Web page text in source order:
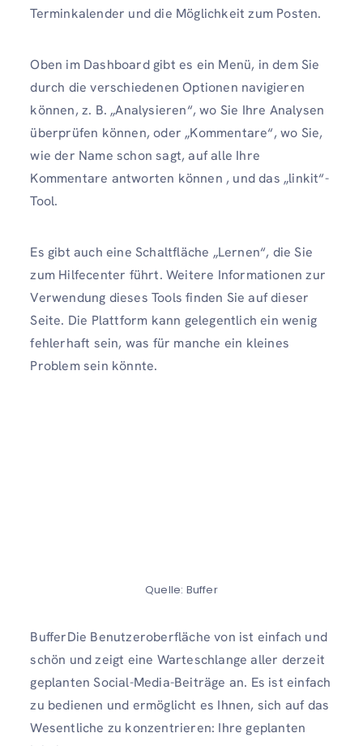
Terminkalender und die Möglichkeit zum Posten.
Oben im Dashboard gibt es ein Menü, in dem Sie
durch die verschiedenen Optionen navigieren
können, z. B. „Analysieren“, wo Sie Ihre Analysen
überprüfen können, oder „Kommentare“, wo Sie,
wie der Name schon sagt, auf alle Ihre
Kommentare antworten können , und das „linkit“-
Tool.
Es gibt auch eine Schaltfläche „Lernen“, die Sie
zum Hilfecenter führt. Weitere Informationen zur
Verwendung dieses Tools finden Sie auf dieser
Seite. Die Plattform kann gelegentlich ein wenig
fehlerhaft sein, was für manche ein kleines
Problem sein könnte.
Quelle: Buffer
BufferDie Benutzeroberfläche von ist einfach und
schön und zeigt eine Warteschlange aller derzeit
geplanten Social-Media-Beiträge an. Es ist einfach
zu bedienen und ermöglicht es Ihnen, sich auf das
Wesentliche zu konzentrieren: Ihre geplanten